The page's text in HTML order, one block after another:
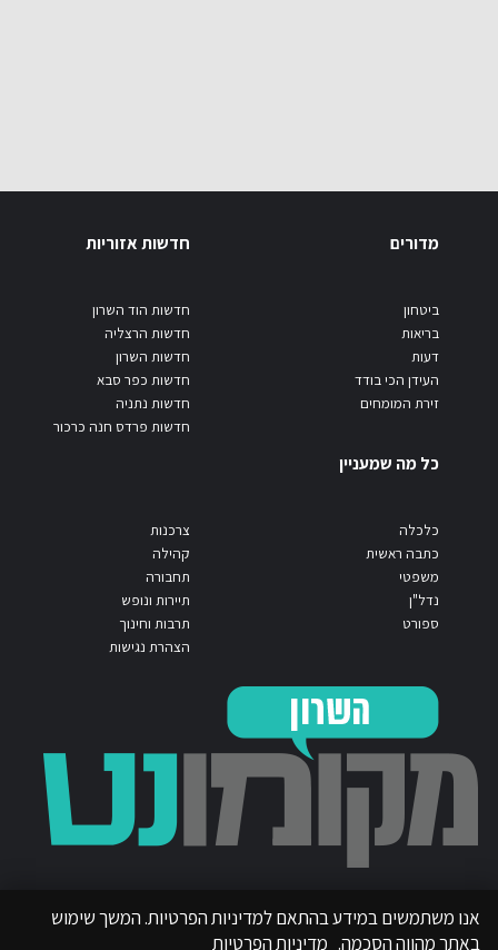
מדורים
ביטחון
בריאות
דעות
העידן הכי בודד
זירת המומחים
חדשות אזוריות
חדשות הוד השרון
חדשות הרצליה
חדשות השרון
חדשות כפר סבא
חדשות נתניה
חדשות פרדס חנה כרכור
כל מה שמעניין
כלכלה
כתבה ראשית
משפטי
נדל"ן
ספורט
צרכנות
קהילה
תחבורה
תיירות ונופש
תרבות וחינוך
הצהרת נגישות
אנו משתמשים במידע בהתאם למדיניות הפרטיות. המשך שימוש
באתר מהווה הסכמה. מדיניות הפרטיות